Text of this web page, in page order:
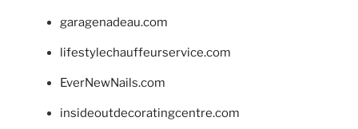
garagenadeau.com
lifestylechauffeurservice.com
EverNewNails.com
insideoutdecoratingcentre.com